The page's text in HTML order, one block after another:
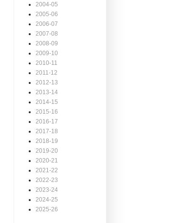
2004-05
2005-06
2006-07
2007-08
2008-09
2009-10
2010-11
2011-12
2012-13
2013-14
2014-15
2015-16
2016-17
2017-18
2018-19
2019-20
2020-21
2021-22
2022-23
2023-24
2024-25
2025-26